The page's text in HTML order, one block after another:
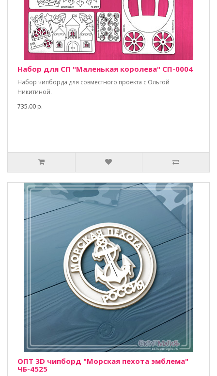
Набор для СП "Маленькая королева" СП-0004
Набор чипборда для совместного проекта с Ольгой
Никитиной.
735.00 р.
ОПТ 3D чипборд "Морская пехота эмблема"
ЧБ-4525